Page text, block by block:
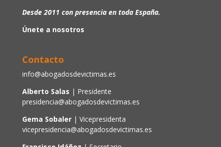
Desde 2011 con presencia en toda España.
Únete a nosotros
Contacto
info@abogadosdevictimas.es
Alberto Salas | Presidente
presidencia@abogadosdevictimas.es
Gema Sobaler | Vicepresidenta
vicepresidencia@abogadosdevictimas.es